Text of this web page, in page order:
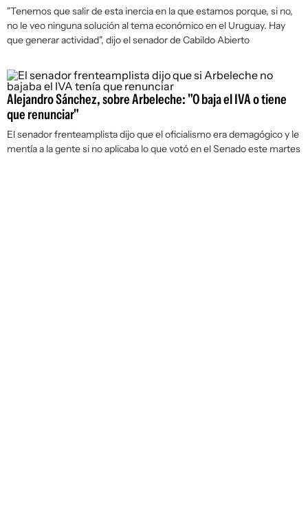
"Tenemos que salir de esta inercia en la que estamos porque, si no,
no le veo ninguna solución al tema económico en el Uruguay. Hay
que generar actividad", dijo el senador de Cabildo Abierto
Alejandro Sánchez, sobre Arbeleche: "O baja el IVA o tiene
que renunciar"
El senador frenteamplista dijo que el oficialismo era demagógico y le
mentía a la gente si no aplicaba lo que votó en el Senado este martes